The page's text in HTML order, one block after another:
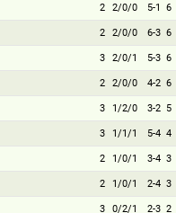
2 2/0/0 5-1 6
2 2/0/0 6-3 6
3 2/0/1 5-3 6
2 2/0/0 4-2 6
3 1/2/0 3-2 5
3 1/1/1 5-4 4
2 1/0/1 3-4 3
2 1/0/1 2-4 3
3 0/2/1 2-3 2